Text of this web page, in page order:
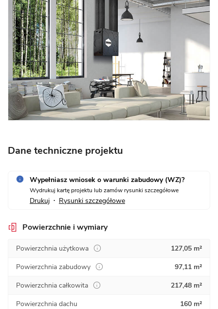
Dane techniczne projektu
Wypełniasz wniosek o warunki zabudowy (WZ)?
Wydrukuj kartę projektu lub zamów rysunki szczegółowe
Drukuj • Rysunki szczegółowe
Powierzchnie i wymiary
Powierzchnia użytkowa
127,05 m²
Powierzchnia zabudowy
97,11 m²
Powierzchnia całkowita
217,48 m²
Powierzchnia dachu
160 m²